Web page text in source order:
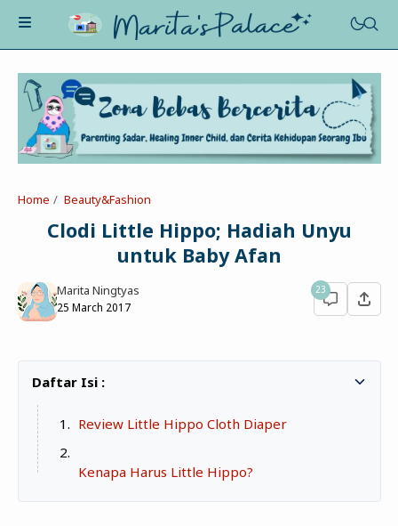
About Me
Contact
Asah-Asih-Asuh
Profil
Tips
Celotehku
Poe-Fict
Beauty&Fashion
Health
Jalan&Jajan
TeknOto
Soal Uang
Zona Curcol
Ngobrolin Film
Home Beauty&Fashion
Clodi Little Hippo; Hadiah Unyu
untuk Baby Afan
Marita Ningtyas
25 March 2017
23
Review Little Hippo Cloth Diaper
Kenapa Harus Little Hippo?